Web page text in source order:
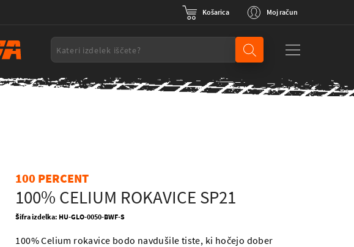
Košarica Moj račun
100 PERCENT
100% CELIUM ROKAVICE SP21
Šifra izdelka: HU-GLO-0050-BWF-S
100% Celium rokavice bodo navdušile tiste, ki hočejo dober